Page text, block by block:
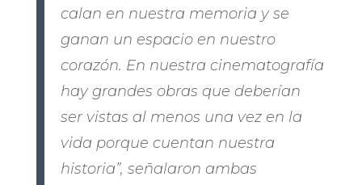
calan en nuestra memoria y se
ganan un espacio en nuestro
corazón. En nuestra cinematografía
hay grandes obras que deberían
ser vistas al menos una vez en la
vida porque cuentan nuestra
historia”, señalaron ambas